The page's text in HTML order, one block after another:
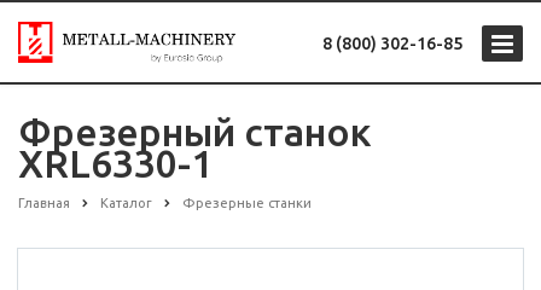
8 (800) 302-16-85
Фрезерный станок
XRL6330-1
Главная Каталог Фрезерные станки